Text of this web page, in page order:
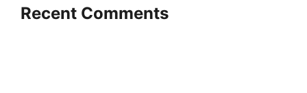
Recent Comments